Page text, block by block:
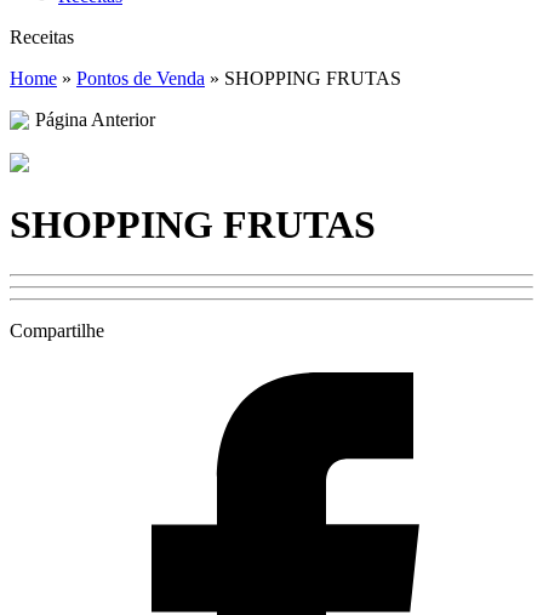
Receitas
Home » Pontos de Venda » SHOPPING FRUTAS
Página Anterior
SHOPPING FRUTAS
Compartilhe